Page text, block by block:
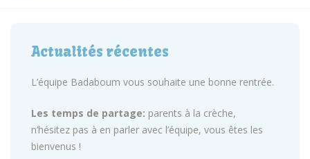
Actualités récentes
L’équipe Badaboum vous souhaite une bonne rentrée.
Les temps de partage: parents à la crèche,
n’hésitez pas à en parler avec l’équipe, vous êtes les
bienvenus !